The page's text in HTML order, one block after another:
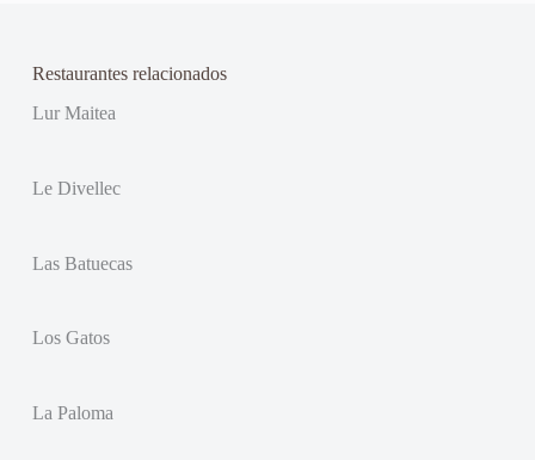
Restaurantes relacionados
Lur Maitea
Le Divellec
Las Batuecas
Los Gatos
La Paloma